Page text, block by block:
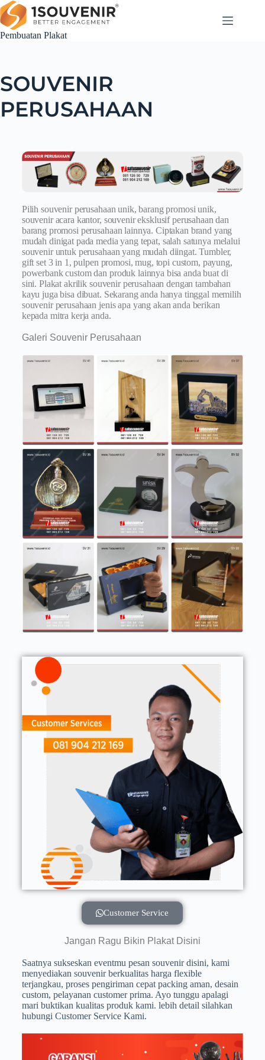
Pembuatan Plakat
SOUVENIR
PERUSAHAAN
Pilih souvenir perusahaan unik, barang promosi unik,
souvenir acara kantor, souvenir eksklusif perusahaan dan
barang promosi perusahaan lainnya. Ciptakan brand yang
mudah dinigat pada media yang tepat, salah satunya melalui
souvenir untuk perusahaan yang mudah diingat. Tumbler,
gift set 3 in 1, pulpen promosi, mug, topi custom, payung,
powerbank custom dan produk lainnya bisa anda buat di
sini. Plakat akrilik souvenir perusahaan dengan tambahan
kayu juga bisa dibuat. Sekarang anda hanya tinggal memilih
souvenir perusahaan jenis apa yang akan anda berikan
kepada mitra kerja anda.
Galeri Souvenir Perusahaan
Customer Service
Jangan Ragu Bikin Plakat Disini
Saatnya sukseskan eventmu pesan souvenir disini, kami
menyediakan souvenir berkualitas harga flexible
terjangkau, proses pengiriman cepat packing aman, desain
custom, pelayanan customer prima. Ayo tunggu apalagi
mari buktikan kualitas produk kami. lebih detail silahkan
hubungi Customer Service Kami.